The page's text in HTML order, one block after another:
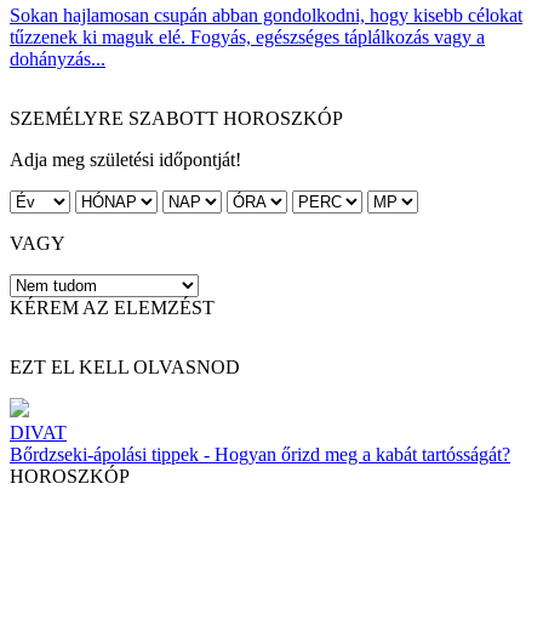
Sokan hajlamosan csupán abban gondolkodni, hogy kisebb célokat
tűzzenek ki maguk elé. Fogyás, egészséges táplálkozás vagy a
dohányzás...
SZEMÉLYRE SZABOTT HOROSZKÓP
Adja meg születési időpontját!
VAGY
KÉREM AZ ELEMZÉST
EZT EL KELL OLVASNOD
DIVAT
Bőrdzseki-ápolási tippek - Hogyan őrizd meg a kabát tartósságát?
HOROSZKÓP